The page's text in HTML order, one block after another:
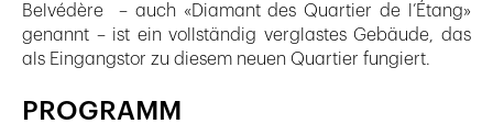
Belvédère – auch «Diamant des Quartier de l’Étang»
genannt – ist ein vollständig verglastes Gebäude, das
als Eingangstor zu diesem neuen Quartier fungiert.
PROGRAMM